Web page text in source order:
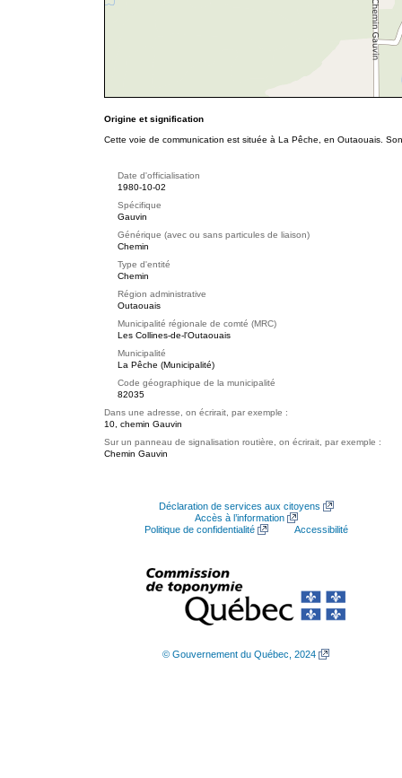
Origine et signification
Cette voie de communication est située à La Pêche, en Outaouais.
Date d'officialisation
1980-10-02
Spécifique
Gauvin
Générique (avec ou sans particules de liaison)
Chemin
Type d'entité
Chemin
Région administrative
Outaouais
Municipalité régionale de comté (MRC)
Les Collines-de-l'Outaouais
Municipalité
La Pêche (Municipalité)
Code géographique de la municipalité
82035
Dans une adresse, on écrirait, par exemple :
10, chemin Gauvin
Sur un panneau de signalisation routière, on écrirait, par exemple :
Chemin Gauvin
Déclaration de services aux citoyens
Accès à l’information
Politique de confidentialité
Accessibilité
© Gouvernement du Québec, 2024